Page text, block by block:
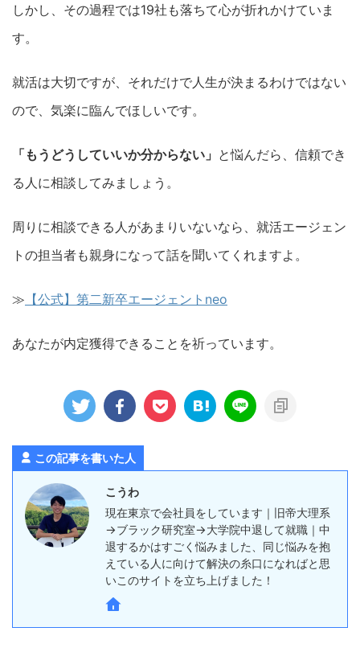
しかし、その過程では19社も落ちて心が折れかけていま
す。
就活は大切ですが、それだけで人生が決まるわけではない
ので、気楽に臨んでほしいです。
「もうどうしていいか分からない」 と悩んだら、信頼でき
る人に相談してみましょう。
周りに相談できる人があまりいないなら、就活エージェン
トの担当者も親身になって話を聞いてくれますよ。
≫ 【公式】第二新卒エージェントneo
あなたが内定獲得できることを祈っています。
この記事を書いた人
こうわ
現在東京で会社員をしています｜旧帝大理系
→ブラック研究室→大学院中退して就職｜中
退するかはすごく悩みました、同じ悩みを抱
えている人に向けて解決の糸口になればと思
いこのサイトを立ち上げました！